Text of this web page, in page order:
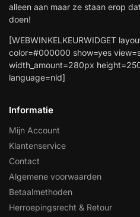
alleen aan maar ze staan erop
doen!
[WEBWINKELKEURWIDGET
color=#000000 show=yes
width_amount=280px
language=nld]
Informatie
Mijn Account
Klantenservice
Contact
Algemene voorwaarden
Betaalmethoden
Herroepingsrecht & Retour